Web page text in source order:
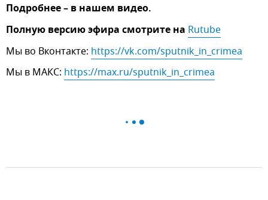
Подробнее – в нашем видео.
Полную версию эфира смотрите на Rutube
Мы во Вконтакте: https://vk.com/sputnik_in_crimea
Мы в МАКС: https://max.ru/sputnik_in_crimea